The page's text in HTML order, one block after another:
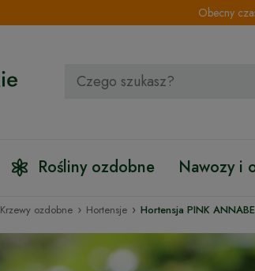
Obecny
Rośliny ozdobne Nawozy i
Krzewy ozdobne › Hortensje › Hortensja PINK